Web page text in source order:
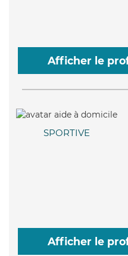
Afficher le
SPORTIVE
Afficher le